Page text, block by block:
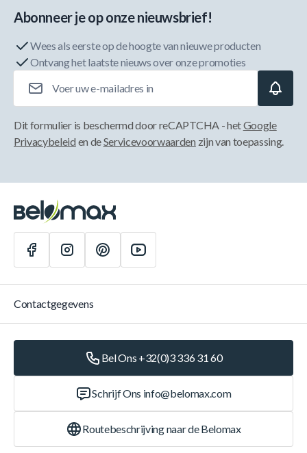
Abonneer je op onze nieuwsbrief!
Wees als eerste op de hoogte van nieuwe producten
Ontvang het laatste nieuws over onze promoties
Dit formulier is beschermd door reCAPTCHA - hetGoogle
Privacybeleid en deServicevoorwaarden zijn van toepassing.
Contactgegevens
Bel Ons +32(0)3 336 31 60
Schrijf Ons info@belomax.com
Routebeschrijving naar de Belomax